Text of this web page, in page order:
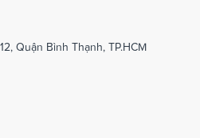
Quận Bình Thạnh, TP.HCM